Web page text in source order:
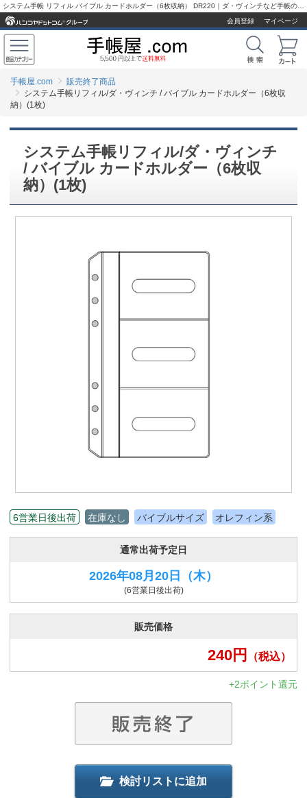
会員登録
マイページ
手帳屋.com
販売終了商品
システム手帳リフィル/ダ・ヴィンチ / バイブル カードホルダー（6枚収
納）(1枚)
システム手帳リフィル/ダ・ヴィンチ
/ バイブル カードホルダー（6枚収
納）(1枚)
6営業日後出荷 在庫なし バイブルサイズ オレフィン系
通常出荷予定日
2026年08月20日 （木）
(6営業日後出荷)
販売価格
240円 （税込）
+2ポイント還元
検討リストに追加